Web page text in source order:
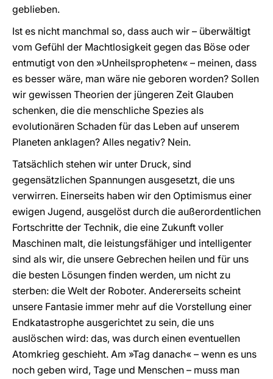
geblieben.
Ist es nicht manchmal so, dass auch wir – überwältigt
vom Gefühl der Machtlosigkeit gegen das Böse oder
entmutigt von den »Unheilspropheten« – meinen, dass
es besser wäre, man wäre nie geboren worden? Sollen
wir gewissen Theorien der jüngeren Zeit Glauben
schenken, die die menschliche Spezies als
evolutionären Schaden für das Leben auf unserem
Planeten anklagen? Alles negativ? Nein.
Tatsächlich stehen wir unter Druck, sind
gegensätzlichen Spannungen ausgesetzt, die uns
verwirren. Einerseits haben wir den Optimismus einer
ewigen Jugend, ausgelöst durch die außerordentlichen
Fortschritte der Technik, die eine Zukunft voller
Maschinen malt, die leistungsfähiger und intelligenter
sind als wir, die unsere Gebrechen heilen und für uns
die besten Lösungen finden werden, um nicht zu
sterben: die Welt der Roboter. Andererseits scheint
unsere Fantasie immer mehr auf die Vorstellung einer
Endkatastrophe ausgerichtet zu sein, die uns
auslöschen wird: das, was durch einen eventuellen
Atomkrieg geschieht. Am »Tag danach« – wenn es uns
noch geben wird, Tage und Menschen – muss man